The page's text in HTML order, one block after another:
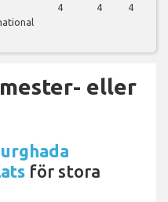
4 4 4
eller
för stora